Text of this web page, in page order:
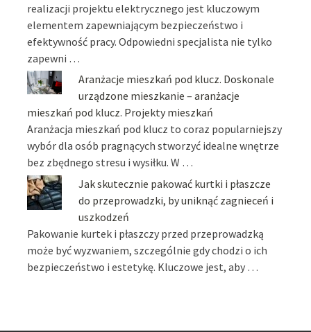
realizacji projektu elektrycznego jest kluczowym
elementem zapewniającym bezpieczeństwo i
efektywność pracy. Odpowiedni specjalista nie tylko
zapewni …
Aranżacje mieszkań pod klucz. Doskonale
urządzone mieszkanie – aranżacje
mieszkań pod klucz. Projekty mieszkań
Aranżacja mieszkań pod klucz to coraz popularniejszy
wybór dla osób pragnących stworzyć idealne wnętrze
bez zbędnego stresu i wysiłku. W …
Jak skutecznie pakować kurtki i płaszcze
do przeprowadzki, by uniknąć zagnieceń i
uszkodzeń
Pakowanie kurtek i płaszczy przed przeprowadzką
może być wyzwaniem, szczególnie gdy chodzi o ich
bezpieczeństwo i estetykę. Kluczowe jest, aby …